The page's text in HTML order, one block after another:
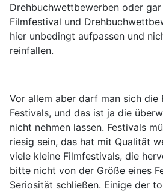
Drehbuchwettbewerben oder
Filmfestival und
hier unbedingt aufpassen und
reinfallen.
Vor allem aber darf man sich die
Festivals, und das ist ja die
nicht nehmen lassen. Festivals
riesig sein, das hat mit Qualität
viele kleine Filmfestivals, die
bitte nicht von der Größe eines
Seriosität schließen. Einige der